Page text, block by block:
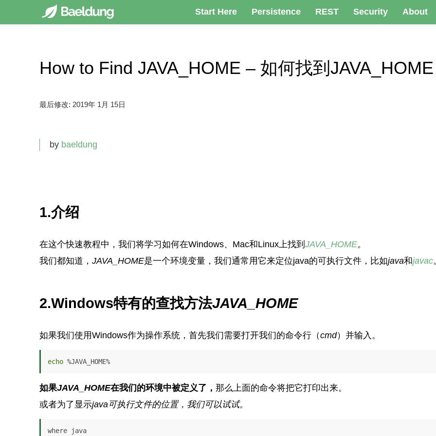
Start Here Persistence REST Security About
How to Find JAVA_HOME – 如何找到JAVA_HOME
最后修改: 2019年 1月 15日
by baeldung
1.介绍
在这个快速教程中，我们将学习如何在Windows、Mac和Linux上找到 JAVA_HOME。
我们都知道， JAVA_HOME是一个环境变量，我们通常用它来定位java的可执行文件，比如java和javac
2.Windows特有的查找方法JAVA_HOME
如果我们使用Windows作为操作系统，首先我们需要打开我们的命令行（cmd）并输入。
echo %JAVA_HOME%
如果JAVA_HOME在我们的环境中被定义了， 那么上面的命令将把它打印出来。
或者为了显示java可执行文件的位置，我们可以试试。
where java